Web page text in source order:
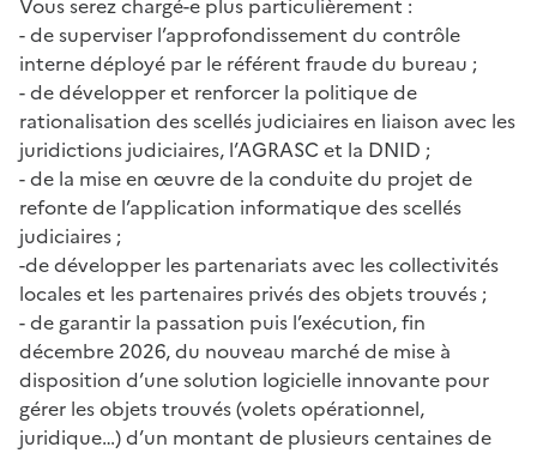
Vous serez chargé-e plus particulièrement :
- de superviser l’approfondissement du contrôle
interne déployé par le référent fraude du bureau ;
- de développer et renforcer la politique de
rationalisation des scellés judiciaires en liaison avec les
juridictions judiciaires, l’AGRASC et la DNID ;
- de la mise en œuvre de la conduite du projet de
refonte de l’application informatique des scellés
judiciaires ;
-de développer les partenariats avec les collectivités
locales et les partenaires privés des objets trouvés ;
- de garantir la passation puis l’exécution, fin
décembre 2026, du nouveau marché de mise à
disposition d’une solution logicielle innovante pour
gérer les objets trouvés (volets opérationnel,
juridique…) d’un montant de plusieurs centaines de